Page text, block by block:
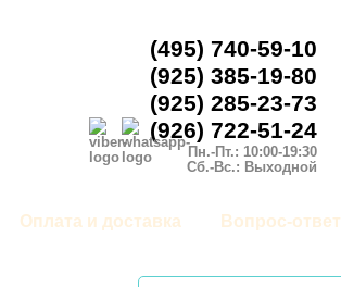
(495) 740-59-10
(925) 385-19-80
(925) 285-23-73
(926) 722-51-24
Пн.-Пт.: 10:00-19:30
Сб.-Вс.: Выходной
Оплата и доставка Вопрос-ответ